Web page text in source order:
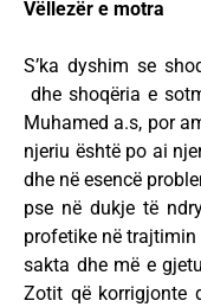
Vëllezër e motra
S’ka dyshim se
dhe shoqëria e
Muhamed a.s, por
njeriu është po ai
dhe në esencë
pse në dukje të
profetike në trajtimin
sakta dhe më e
Zotit që korrigjonte